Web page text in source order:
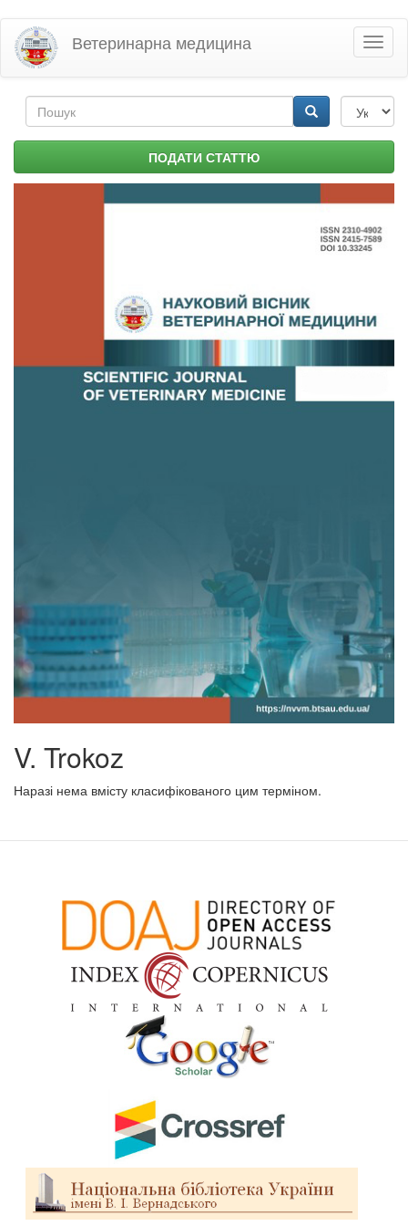
Перейти
основного
матеріалу
Ветеринарна медицина
Пошукова
форма ПОДАТИ СТАТТЮ
V. Trokoz
Наразі нема вмісту класифікованого цим терміном.